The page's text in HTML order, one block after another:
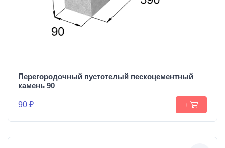
Перегородочный пустотелый пескоцементный
камень 90
90 ₽ +